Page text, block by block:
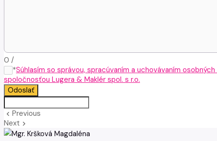
0 /
*Súhlasím so správou, spracúvaním a uchovávaním
spoločnosťou Lugera & Maklér spol. s r.o.
Odoslať
keyboard_arrow_left Previous
Next keyboard_arrow_right